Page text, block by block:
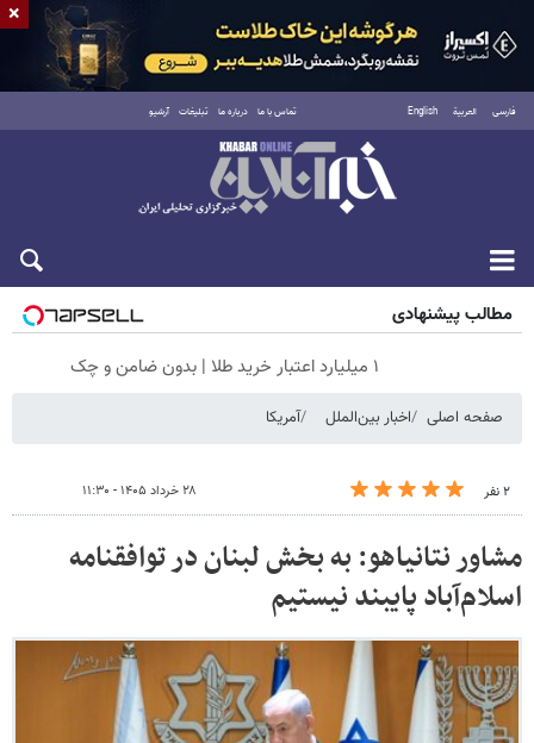
فارسی العربية English تماس با ما درباره ما تبلیغات آرشیو
جمعه ۱۶ مرداد ۱۴۰۵
مطالب پیشنهادی
۱ میلیارد اعتبار خرید طلا | بدون ضامن و چک
صفحه اصلی اخبار بین‌الملل آمریکا
۲ نفر ۲۸ خرداد ۱۴۰۵ - ۱۱:۳۰
مشاور نتانیاهو: به بخش لبنان در توافقنامه
اسلام‌آباد پایبند نیستیم
×